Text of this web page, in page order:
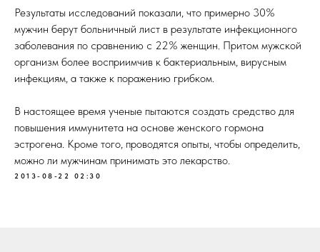
Результаты исследований показали, что примерно 30%
мужчин берут больничный лист в результате инфекционного
заболевания по сравнению с 22% женщин. Притом мужской
организм более восприимчив к бактериальным, вирусным
инфекциям, а также к поражению грибком.
В настоящее время ученые пытаются создать средство для
повышения иммунитета на основе женского гормона
эстрогена. Кроме того, проводятся опыты, чтобы определить,
можно ли мужчинам принимать это лекарство.
2013-08-22 02:30